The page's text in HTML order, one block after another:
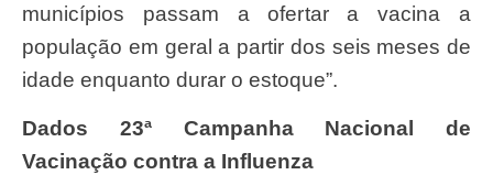
municípios passam a ofertar a vacina a
população em geral a partir dos seis meses de
idade enquanto durar o estoque”.
Dados 23ª Campanha Nacional de
Vacinação contra a Influenza